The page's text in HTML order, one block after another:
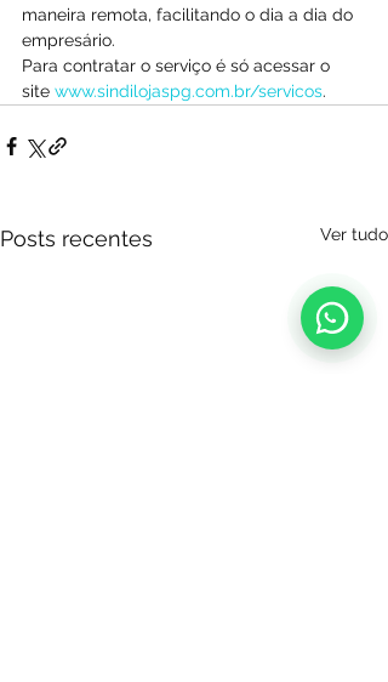
maneira remota, facilitando o dia a dia do
empresário.
Para contratar o serviço é só acessar o
site www.sindilojaspg.com.br/servicos.
Posts recentes Ver tudo